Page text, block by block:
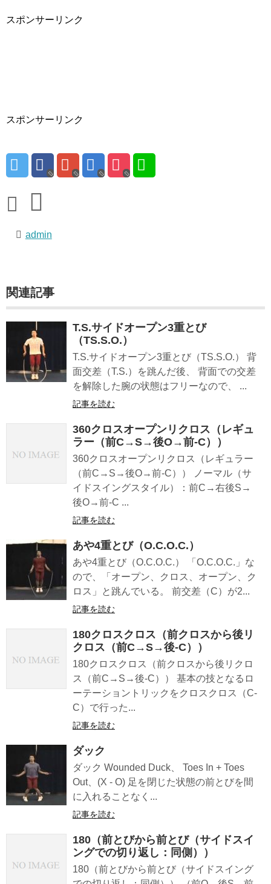
スポンサーリンク
スポンサーリンク
admin
関連記事
T.S.サイドオープン3重とび
（TS.S.O.）
T.S.サイドオープン3重とび（TS.S.O.） 背
面交差（T.S.）を跳んだ後、 背面での交差
を解除した腕の状態はフリーなので、 ...
記事を読む
360クロスオープンリクロス（レギュ
ラー（前C→S→後O→前-C））
360クロスオープンリクロス（レギュラー
（前C→S→後O→前-C）） ノーマル（サ
イドスイングスタイル）：前C→右後S→
後O→前-C ...
記事を読む
あや4重とび（O.C.O.C.）
あや4重とび（O.C.O.C.） 「O.C.O.C.」な
ので、「オープン、クロス、オープン、ク
ロス」と跳んでいる。 前交差（C）が2...
記事を読む
180クロスクロス（前クロスから後リ
クロス（前C→S→後-C））
180クロスクロス（前クロスから後リクロ
ス（前C→S→後-C）） 基本の技となるロ
ーテーショントリックをクロスクロス（C-
C）で行った...
記事を読む
ダック
ダック Wounded Duck、 Toes In + Toes
Out、(X - O) 足を閉じた状態の前とびを間
に入れることなく...
記事を読む
180（前とびから前とび（サイドスイ
ングでの切り返し：同側））
180（前とびから前とび（サイドスイング